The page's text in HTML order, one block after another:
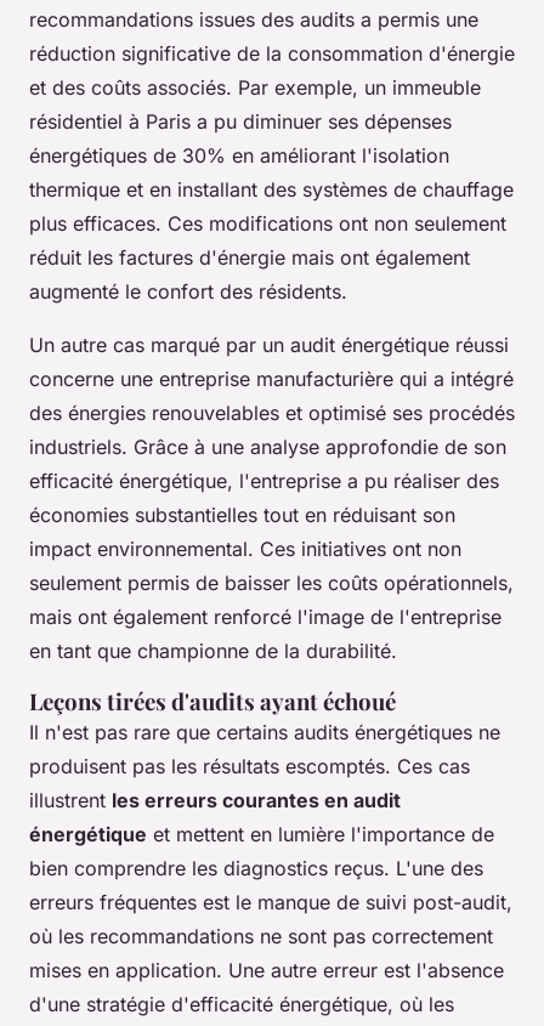
recommandations issues des audits a permis une
réduction significative de la consommation d'énergie
et des coûts associés. Par exemple, un immeuble
résidentiel à Paris a pu diminuer ses dépenses
énergétiques de 30% en améliorant l'isolation
thermique et en installant des systèmes de chauffage
plus efficaces. Ces modifications ont non seulement
réduit les factures d'énergie mais ont également
augmenté le confort des résidents.
Un autre cas marqué par un audit énergétique réussi
concerne une entreprise manufacturière qui a intégré
des énergies renouvelables et optimisé ses procédés
industriels. Grâce à une analyse approfondie de son
efficacité énergétique, l'entreprise a pu réaliser des
économies substantielles tout en réduisant son
impact environnemental. Ces initiatives ont non
seulement permis de baisser les coûts opérationnels,
mais ont également renforcé l'image de l'entreprise
en tant que championne de la durabilité.
Leçons tirées d'audits ayant échoué
Il n'est pas rare que certains audits énergétiques ne
produisent pas les résultats escomptés. Ces cas
illustrent les erreurs courantes en audit
énergétique et mettent en lumière l'importance de
bien comprendre les diagnostics reçus. L'une des
erreurs fréquentes est le manque de suivi post-audit,
où les recommandations ne sont pas correctement
mises en application. Une autre erreur est l'absence
d'une stratégie d'efficacité énergétique, où les